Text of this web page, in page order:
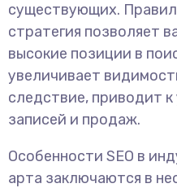
существующих.
стратегия позволяет
высокие позиции в
увеличивает
следствие, приводит
записей и продаж.
Особенности SEO в
арта заключаются в